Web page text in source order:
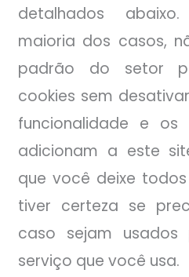
detalhados
maioria dos casos,
padrão do setor
cookies sem
funcionalidade e os
adicionam a este
que você deixe
tiver certeza se
caso sejam
serviço que você usa.